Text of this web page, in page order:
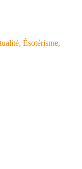
Ésotérisme,